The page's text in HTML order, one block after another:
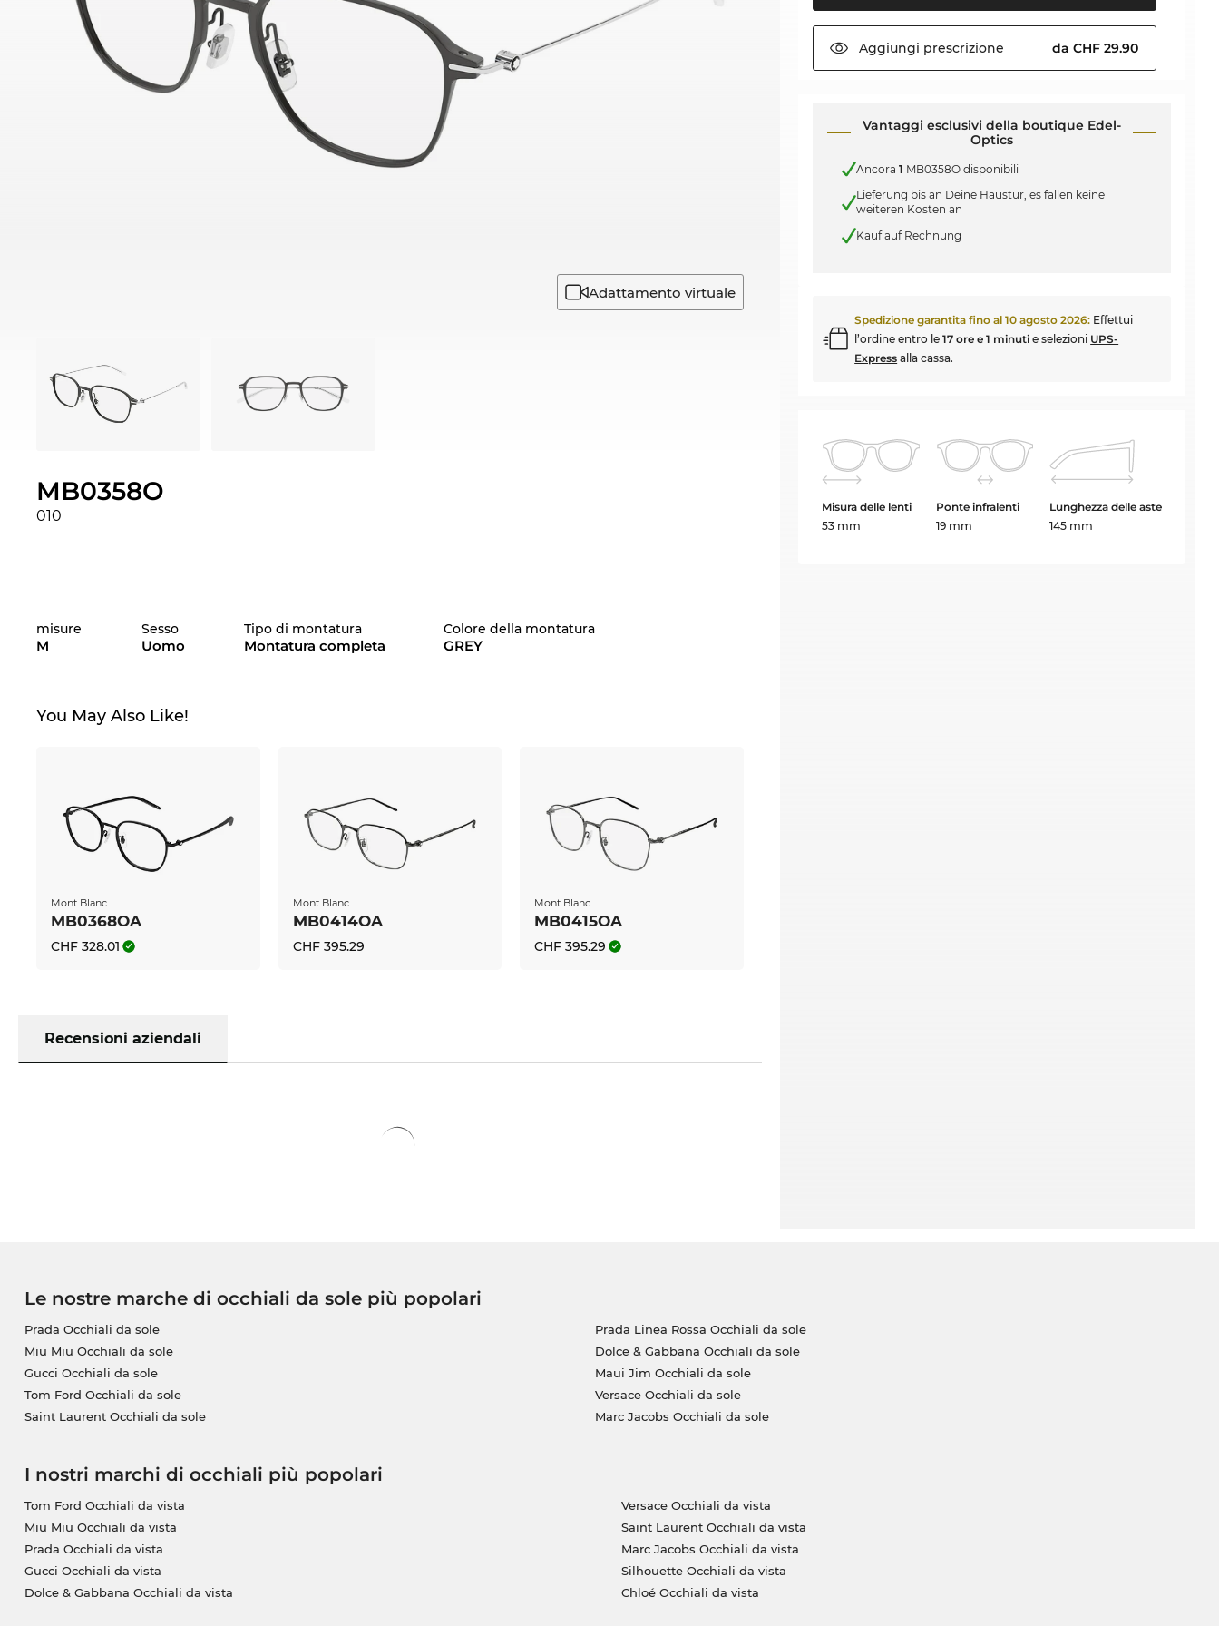
Adattamento virtuale
MB0358O
010
misure
M
Sesso
Uomo
Tipo di montatura
Montatura completa
Colore della montatura
GREY
You May Also Like!
Mont Blanc
MB0368OA
CHF 328.01
Mont Blanc
MB0414OA
CHF 395.29
Mont Blanc
MB0415OA
CHF 395.29
Recensioni aziendali
Aggiungi prescrizione da CHF 29.90
Vantaggi esclusivi della boutique Edel-
Optics
Ancora1 MB0358O disponibili
Lieferung bis an Deine Haustür, es fallen keine
weiteren Kosten an
Kauf auf Rechnung
Spedizione garantita fino al10 agosto 2026: Effettui
l’ordine entro le17 ore e 1 minuti e selezioni UPS-
Express alla cassa.
Misura delle lenti
53 mm
Ponte infralenti
19 mm
Lunghezza delle aste
145 mm
Le nostre marche di occhiali da sole più popolari
Prada Occhiali da sole
Miu Miu Occhiali da sole
Gucci Occhiali da sole
Tom Ford Occhiali da sole
Saint Laurent Occhiali da sole
Prada Linea Rossa Occhiali da sole
Dolce & Gabbana Occhiali da sole
Maui Jim Occhiali da sole
Versace Occhiali da sole
Marc Jacobs Occhiali da sole
I nostri marchi di occhiali più popolari
Tom Ford Occhiali da vista
Miu Miu Occhiali da vista
Prada Occhiali da vista
Gucci Occhiali da vista
Dolce & Gabbana Occhiali da vista
Versace Occhiali da vista
Saint Laurent Occhiali da vista
Marc Jacobs Occhiali da vista
Silhouette Occhiali da vista
Chloé Occhiali da vista